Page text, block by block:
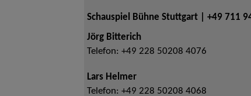
Schauspiel Bühne Stuttgart | +49 711
Jörg Bitterich
Telefon: +49 228 50208 4076
Lars Helmer
Telefon: +49 228 50208 4068